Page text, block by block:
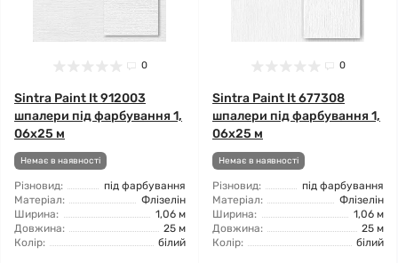
0
Sintra Paint It 912003
шпалери під фарбування 1,
06x25 м
Немає в наявності
Різновид:
під фарбування
Матеріал:
Флізелін
Ширина:
1,06 м
Довжина:
25 м
Колір:
білий
0
Sintra Paint It 677308
шпалери під фарбування 1,
06x25 м
Немає в наявності
Різновид:
під фарбування
Матеріал:
Флізелін
Ширина:
1,06 м
Довжина:
25 м
Колір:
білий